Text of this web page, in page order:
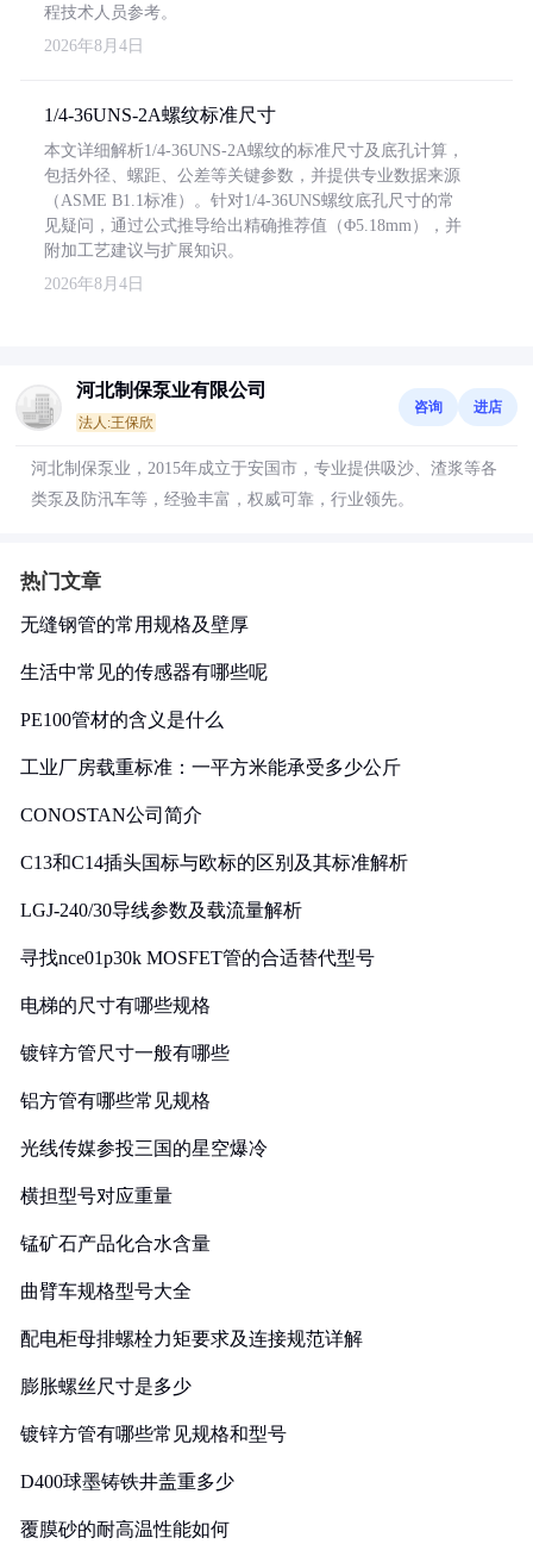
程技术人员参考。
2026年8月4日
1/4-36UNS-2A螺纹标准尺寸
本文详细解析1/4-36UNS-2A螺纹的标准尺寸及底孔计算，
包括外径、螺距、公差等关键参数，并提供专业数据来源
（ASME B1.1标准）。针对1/4-36UNS螺纹底孔尺寸的常
见疑问，通过公式推导给出精确推荐值（Φ5.18mm），并
附加工艺建议与扩展知识。
2026年8月4日
河北制保泵业有限公司
法人:王保欣
咨询 进店
河北制保泵业，2015年成立于安国市，专业提供吸沙、渣浆等各
类泵及防汛车等，经验丰富，权威可靠，行业领先。
热门文章
无缝钢管的常用规格及壁厚
生活中常见的传感器有哪些呢
PE100管材的含义是什么
工业厂房载重标准：一平方米能承受多少公斤
CONOSTAN公司简介
C13和C14插头国标与欧标的区别及其标准解析
LGJ-240/30导线参数及载流量解析
寻找nce01p30k MOSFET管的合适替代型号
电梯的尺寸有哪些规格
镀锌方管尺寸一般有哪些
铝方管有哪些常见规格
光线传媒参投三国的星空爆冷
横担型号对应重量
锰矿石产品化合水含量
曲臂车规格型号大全
配电柜母排螺栓力矩要求及连接规范详解
膨胀螺丝尺寸是多少
镀锌方管有哪些常见规格和型号
D400球墨铸铁井盖重多少
覆膜砂的耐高温性能如何